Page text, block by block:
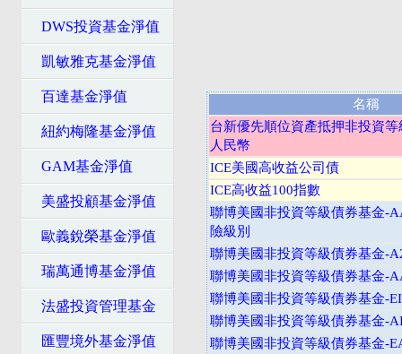
DWS投資基金淨值
凱敏雅克基金淨值
百達基金淨值
紐約梅隆基金淨值
GAM基金淨值
美盛投顧基金淨值
歐義銳榮基金淨值
瑞萬通博基金淨值
法盛投資管理基金
匯豐境外基金淨值
名稱
台新優先順位資產抵押非投資
人民幣
ICE美國高收益公司債
ICE高收益100指數
聯博美國非投資等級債券基金-
險級別
聯博美國非投資等級債券基金-
聯博美國非投資等級債券基金-
聯博美國非投資等級債券基金-
聯博美國非投資等級債券基金-
聯博美國非投資等級債券基金-